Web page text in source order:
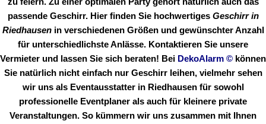
passende Geschirr. Hier finden Sie hochwertiges Geschirr in
Riedhausenin verschiedenen Größen und gewünschter Anzahl
für unterschiedlichste Anlässe. Kontaktieren Sie unsere
Vermieter und lassen Sie sich beraten! Bei DekoAlarm © können
Sie natürlich nicht einfach nur Geschirr leihen, vielmehr sehen
wir uns als Eventausstatter in Riedhausen für sowohl
professionelle Eventplaner als auch für kleinere private
Veranstaltungen. So kümmern wir uns zusammen mit Ihnen